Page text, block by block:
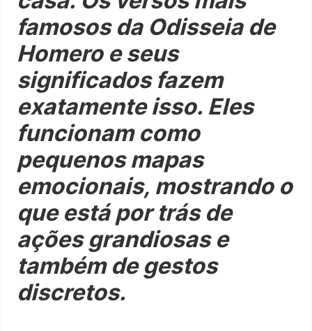
famosos da Odisseia de
Homero e seus
significados fazem
exatamente isso. Eles
funcionam como
pequenos mapas
emocionais, mostrando o
que está por trás de
ações grandiosas e
também de gestos
discretos.